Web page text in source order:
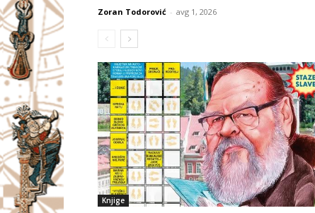
Zoran Todorović - avg 1, 2026
Knjige